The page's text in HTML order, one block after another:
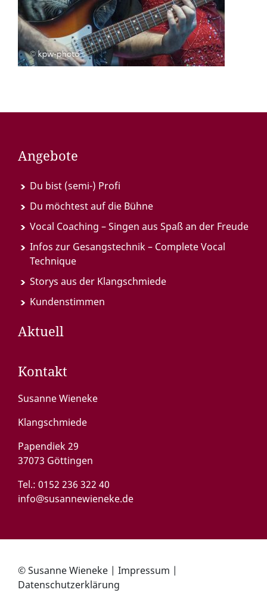
Angebote
Du bist (semi-) Profi
Du möchtest auf die Bühne
Vocal Coaching – Singen aus Spaß an der Freude
Infos zur Gesangstechnik – Complete Vocal
Technique
Storys aus der Klangschmiede
Kundenstimmen
Aktuell
Kontakt
Susanne Wieneke
Klangschmiede
Papendiek 29
37073 Göttingen
Tel.: 0152 236 322 40
info@susannewieneke.de
© Susanne Wieneke | Impressum |
Datenschutzerklärung